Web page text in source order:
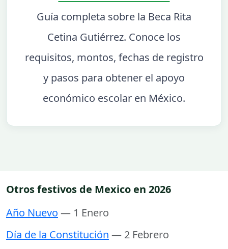
Guía completa sobre la Beca Rita
Cetina Gutiérrez. Conoce los
requisitos, montos, fechas de registro
y pasos para obtener el apoyo
económico escolar en México.
Otros festivos de Mexico en 2026
Año Nuevo — 1 Enero
Día de la Constitución — 2 Febrero